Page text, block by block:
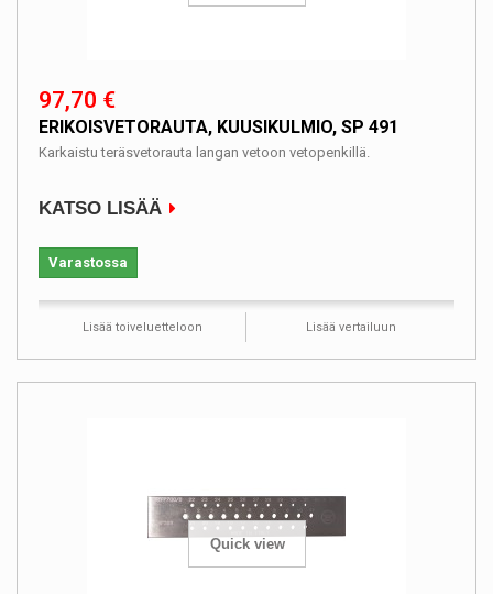
97,70 €
ERIKOISVETORAUTA, KUUSIKULMIO, SP 491
Karkaistu teräsvetorauta langan vetoon vetopenkillä.
KATSO LISÄÄ
Varastossa
Lisää toiveluetteloon Lisää vertailuun
Quick view